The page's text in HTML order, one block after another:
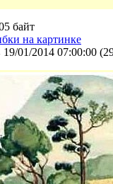
байт
на картинке
19/01/2014 07:00:00 (